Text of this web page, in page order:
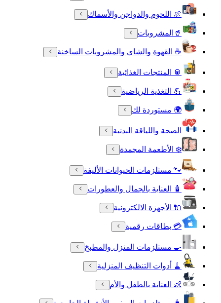
🍖 اللحوم والدواجن والأسماك
🥤المشروبات
☕ القهوة والشاي والمشروبات الساخنة
🥫 المنتجات الغذائية
💪 التغذية الرياضية
🌍 مستوردة لك
الصحة واللياقة البدنية
❄️ الأطعمة المجمدة
🐾 مستلزمات الحيوانات الأليفة
🧴 العناية بالجمال والعطورات
🔌 الأجهزة الالكترونية
💳 بطاقات رقمية
🍳 مستلزمات المنزل والمطبخ
🧹 أدوات التنظيف المنزلية
👶 العناية بالطفل والأم